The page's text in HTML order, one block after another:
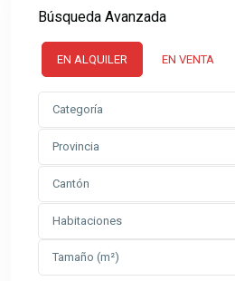
Búsqueda Avanzada
EN ALQUILER EN VENTA
Categoría
Provincia
Cantón
Habitaciones